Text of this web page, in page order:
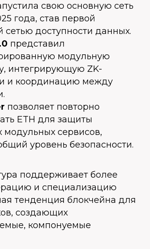
свою основную сеть
года, став первой
сетью доступности данных.
представил
модульную
интегрирующую ZK-
и координацию между
позволяет повторно
ETH для защиты
модульных сервисов,
уровень безопасности.
поддерживает более
и специализацию
тенденция блокчейна для
создающих
компонуемые